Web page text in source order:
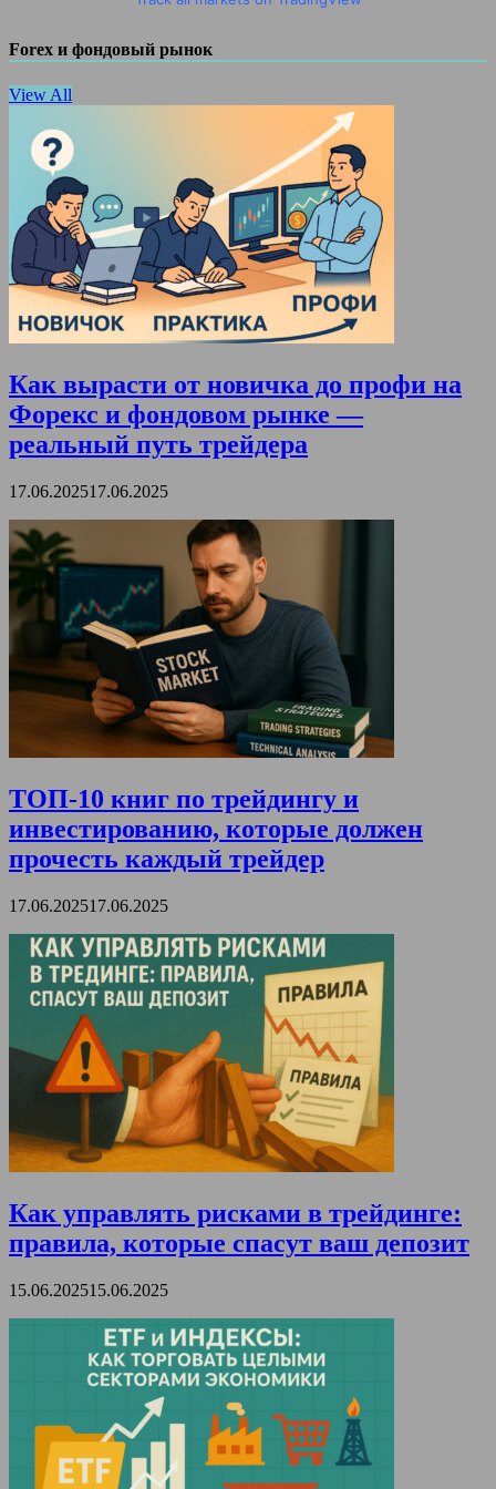
Forex и фондовый рынок
View All
Как вырасти от новичка до профи на
Форекс и фондовом рынке —
реальный путь трейдера
17.06.202517.06.2025
ТОП-10 книг по трейдингу и
инвестированию, которые должен
прочесть каждый трейдер
17.06.202517.06.2025
Как управлять рисками в трейдинге:
правила, которые спасут ваш депозит
15.06.202515.06.2025